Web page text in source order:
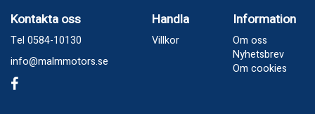
Kontakta oss
Tel 0584-10130
info@malmmotors.se
Handla
Villkor
Information
Om oss
Nyhetsbrev
Om cookies